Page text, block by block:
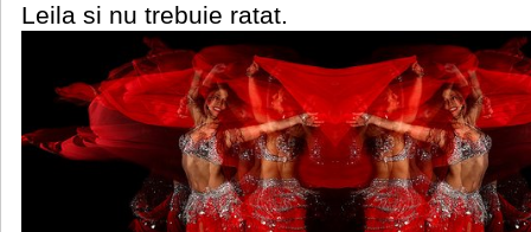
Leila si nu trebuie ratat.